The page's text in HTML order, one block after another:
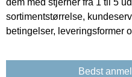
sortimentstørrelse,
betingelser, leveringsformer
Bedst